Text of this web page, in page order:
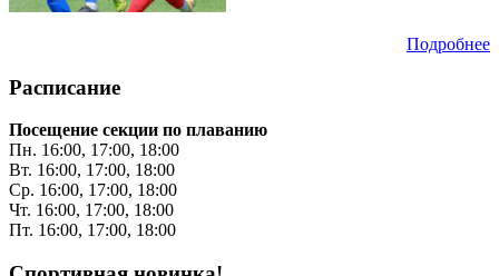
Подробнее
Расписание
Посещение секции по плаванию
Пн. 16:00, 17:00, 18:00
Вт. 16:00, 17:00, 18:00
Ср. 16:00, 17:00, 18:00
Чт. 16:00, 17:00, 18:00
Пт. 16:00, 17:00, 18:00